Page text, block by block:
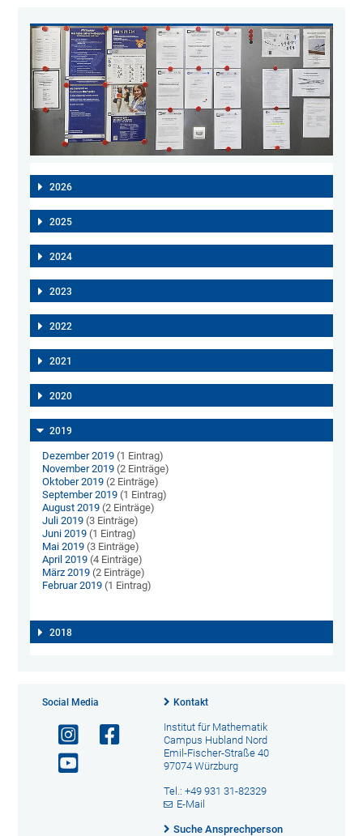
2026
2025
2024
2023
2022
2021
2020
2019
Dezember 2019 (1 Eintrag)
November 2019 (2 Einträge)
Oktober 2019 (2 Einträge)
September 2019 (1 Eintrag)
August 2019 (2 Einträge)
Juli 2019 (3 Einträge)
Juni 2019 (1 Eintrag)
Mai 2019 (3 Einträge)
April 2019 (4 Einträge)
März 2019 (2 Einträge)
Februar 2019 (1 Eintrag)
2018
Social Media Kontakt
Institut für Mathematik
Campus Hubland Nord
Emil-Fischer-Straße 40
97074 Würzburg
Tel.: +49 931 31-82329
E-Mail
Suche Ansprechperson